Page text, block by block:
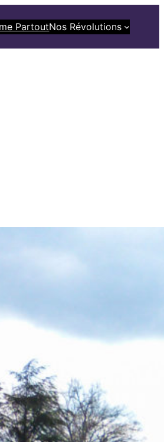
PartoutNos Révolutions